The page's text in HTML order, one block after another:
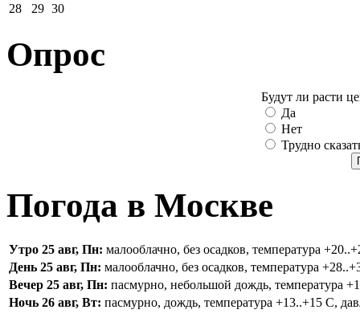
28
29 30
Опрос
Будут ли расти
Да
Нет
Трудно
Погода в Москве
Утро 25 авг, Пн: малооблачно, без осадков, температура
День 25 авг, Пн: малооблачно, без осадков, температура
Вечер 25 авг, Пн: пасмурно, небольшой дождь, температура
Ночь 26 авг, Вт: пасмурно, дождь, температура +13..+15 С,